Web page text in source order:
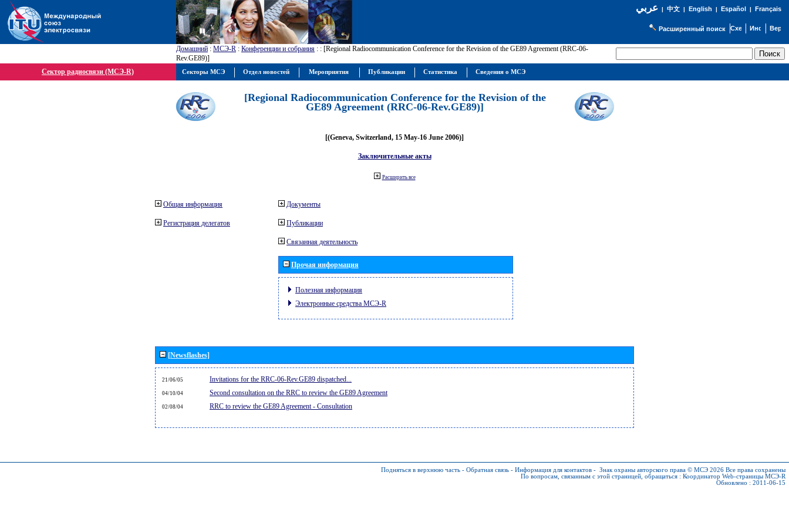
عربي| 中文| English | Español | Français
Расширенный поиск
Домашний : МСЭ-R : Конференции и собрания : : [Regional Radiocommunication Conference for the Revision of the GE89 Agreement (RRC-06-
Rev.GE89)]
Сектор радиосвязи (МСЭ-R)
[Regional Radiocommunication Conference for the Revision of the
GE89 Agreement (RRC-06-Rev.GE89)]
[(Geneva, Switzerland, 15 May-16 June 2006)]
Заключительные акты
Расширить все
Общая информация
Регистрация делегатов
Документы
Публикации
Связанная деятельность
Прочая информация
Полезная информация
Электронные средства МСЭ-R
[Newsflashes]
21/06/05 Invitations for the RRC-06-Rev.GE89 dispatched...
04/10/04 Second consultation on the RRC to review the GE89 Agreement
02/08/04 RRC to review the GE89 Agreement - Consultation
Подняться в верхнюю часть - Обратная связь - Информация для контактов - Знак охраны авторского права © МСЭ 2026 Все права сохранены
По вопросам, связанным с этой страницей, обращаться : Координатор Web-страницы МСЭ-R
Обновлено : 2011-06-15
Секторы МСЭ Отдел новостей Мероприятия Публикации Статистика Сведения о МСЭ